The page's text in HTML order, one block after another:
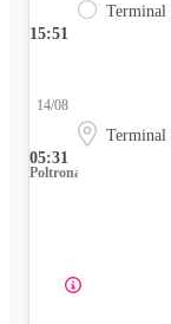
15:51
Terminal
05:31
14/08
Terminal
Poltrona